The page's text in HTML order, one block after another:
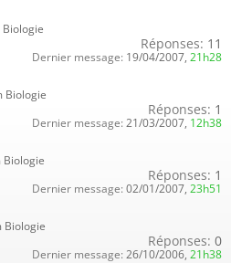
Réponses: 11
Dernier message: 19/04/2007, 21h28
Biologie
Réponses: 1
Dernier message: 21/03/2007, 12h38
Biologie
Réponses: 1
Dernier message: 02/01/2007, 23h51
Biologie
Réponses: 0
Dernier message: 26/10/2006, 21h38